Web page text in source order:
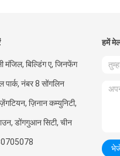
मंजिल, बिल्डिंग ए, जिनफेंग
पार्क, नंबर 8 सोंगलिन
ज़िनान कम्युनिटी,
डोंगगुआन सिटी, चीन
हमें